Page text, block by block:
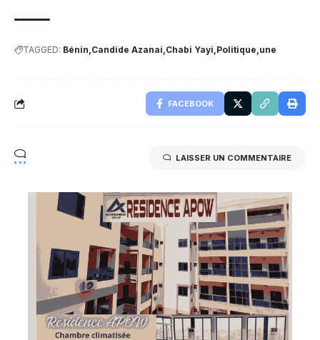
TAGGED: Bénin Candide Azanai Chabi Yayi Politique une
FACEBOOK
LAISSER UN COMMENTAIRE